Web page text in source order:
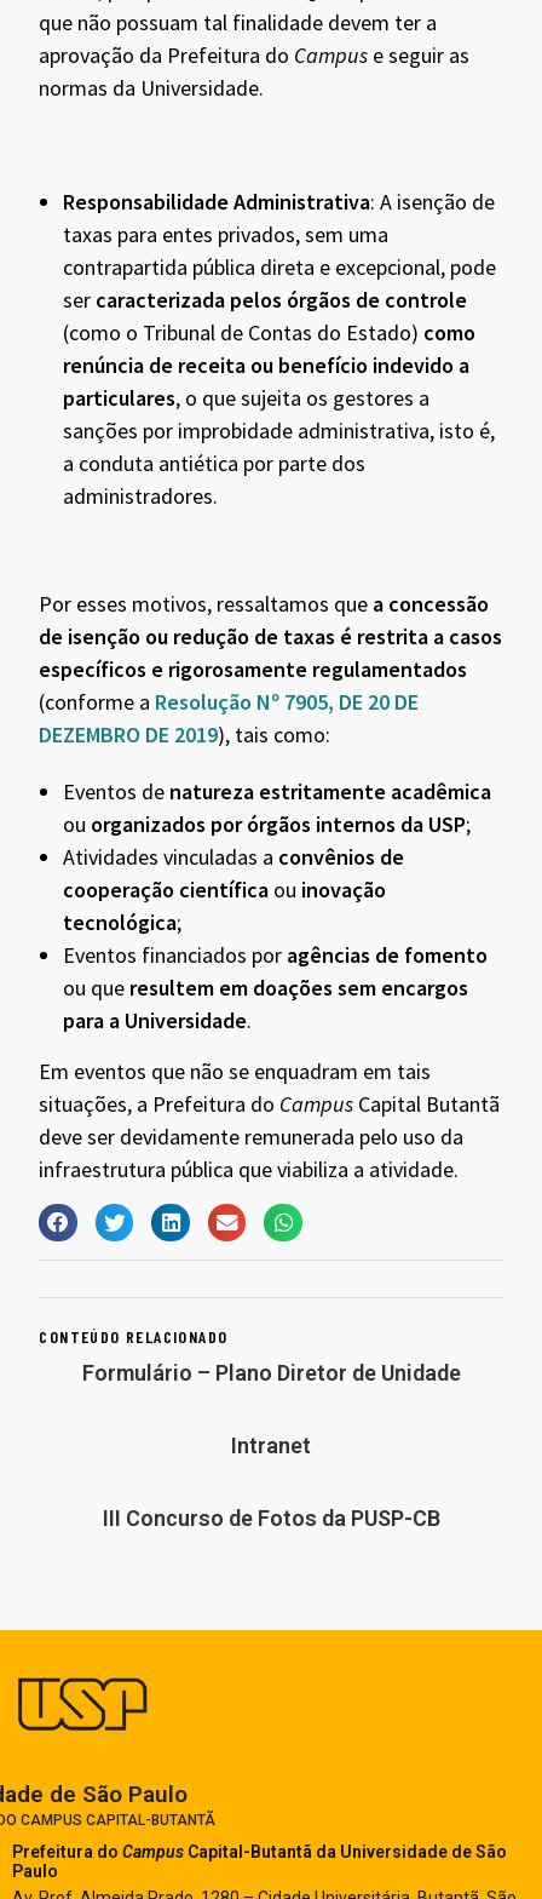
que não possuam tal finalidade devem ter a
aprovação da Prefeitura do Campus e seguir as
normas da Universidade.
Responsabilidade Administrativa: A isenção de
taxas para entes privados, sem uma
contrapartida pública direta e excepcional, pode
ser caracterizada pelos órgãos de controle
(como o Tribunal de Contas do Estado) como
renúncia de receita ou benefício indevido a
particulares, o que sujeita os gestores a
sanções por improbidade administrativa, isto é,
a conduta antiética por parte dos
administradores.
Por esses motivos, ressaltamos que a concessão
de isenção ou redução de taxas é restrita a casos
específicos e rigorosamente regulamentados
(conforme a Resolução Nº 7905, DE 20 DE
DEZEMBRO DE 2019), tais como:
Eventos de natureza estritamente acadêmica
ou organizados por órgãos internos da USP;
Atividades vinculadas a convênios de
cooperação científica ou inovação
tecnológica;
Eventos financiados por agências de fomento
ou que resultem em doações sem encargos
para a Universidade.
Em eventos que não se enquadram em tais
situações, a Prefeitura do Campus Capital Butantã
deve ser devidamente remunerada pelo uso da
infraestrutura pública que viabiliza a atividade.
CONTEÚDO RELACIONADO
Formulário – Plano Diretor de Unidade
Intranet
III Concurso de Fotos da PUSP-CB
de São Paulo​
CAMPUS CAPITAL-BUTANTÃ
Prefeitura do Campus Capital-Butantã da Universidade de São
Paulo